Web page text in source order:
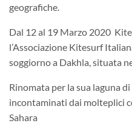
geografiche.
Dal 12 al 19 Marzo 2020
l’Associazione Kitesurf
soggiorno a Dakhla, situata
Rinomata per la sua laguna
incontaminati dai molteplici
Sahara